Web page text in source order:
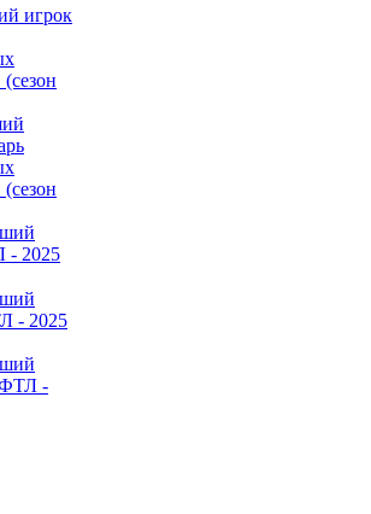
игрок
2025
- 2025
-